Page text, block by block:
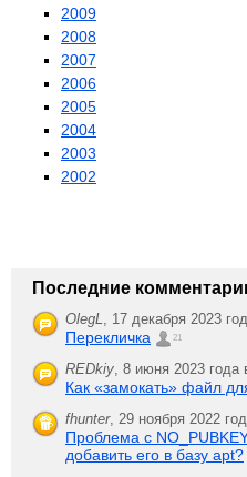
2009
2008
2007
2006
2005
2004
2003
2002
Последние
OlegL, 17 декабря 2023
Перекличка 21
REDkiy, 8 июня 2023 года
Как «замокать» файл
fhunter, 29 ноября 2022
Проблема с
добавить его в базу apt?